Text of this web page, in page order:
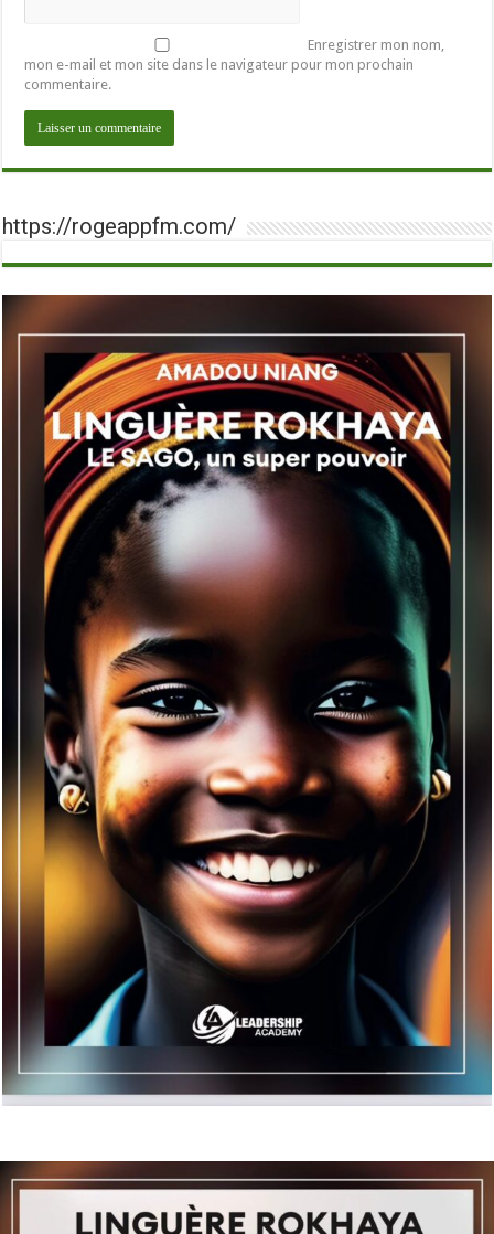
Enregistrer mon nom,
mon e-mail et mon site dans le navigateur pour mon prochain
commentaire.
https://rogeappfm.com/